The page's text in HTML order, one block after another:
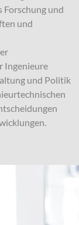
Forschung und
und
Ingenieure
und Politik